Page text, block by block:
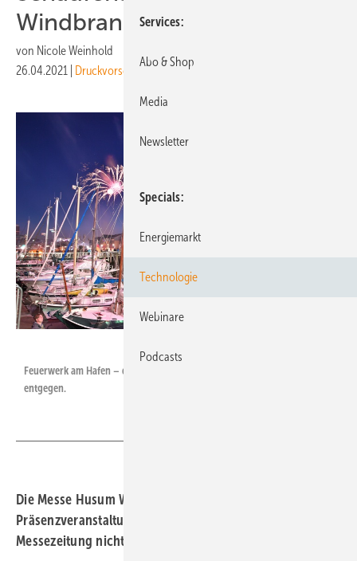
Windbranche
von Nicole Weinhold
26.04.2021
Druckvorschau
Feuerwerk am Hafen – die Windbranche fiebert der HUSUM Wind
entgegen.
Die Messe Husum Wind wird im September wohl als
Präsenzveranstaltung stattfinden – da darf die tägliche
Messezeitung nicht fehlen.
Services
Abo & Shop
Media
Newsletter
Specials
Energiemarkt
Technologie
Webinare
Podcasts